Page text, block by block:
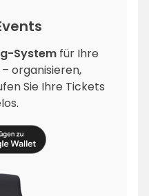
Systemfür Ihre
organisieren,
Sie Ihre Tickets